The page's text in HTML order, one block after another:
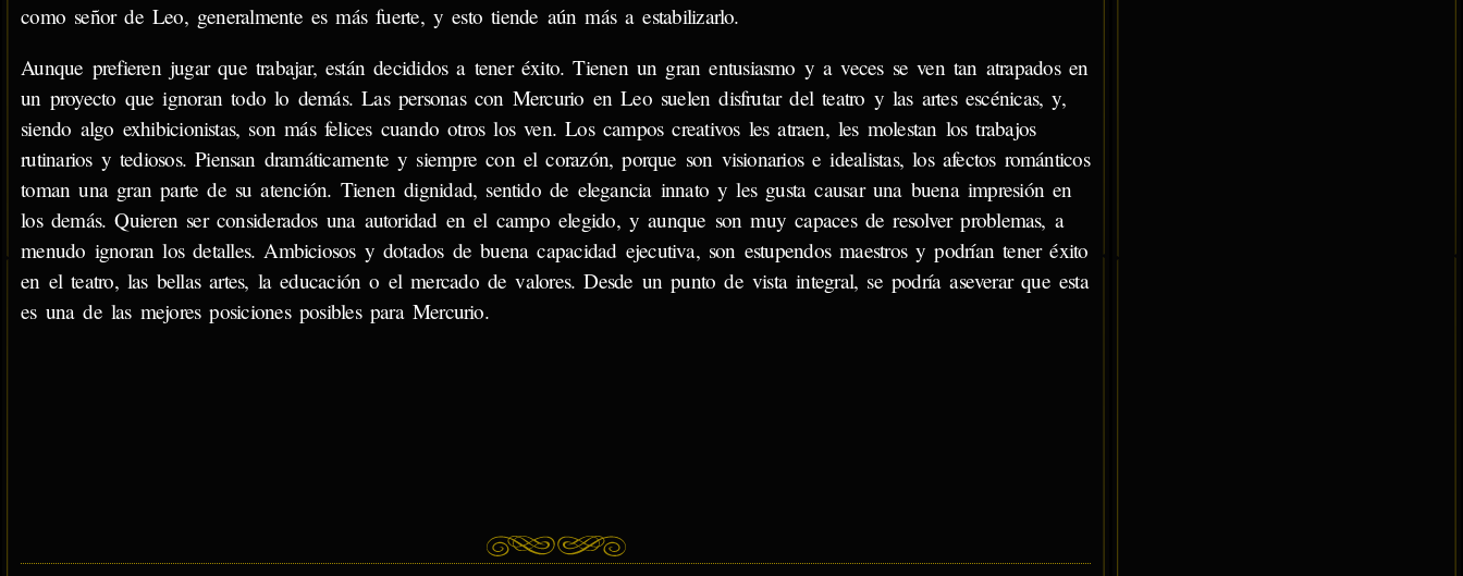
como señor de Leo, generalmente es más fuerte, y esto tiende aún más a estabilizarlo.
Aunque prefieren jugar que trabajar, están decididos a tener éxito. Tienen un gran entusiasmo y a veces se ven tan atrapados en
un proyecto que ignoran todo lo demás. Las personas con Mercurio en Leo suelen disfrutar del teatro y las artes escénicas, y,
siendo algo exhibicionistas, son más felices cuando otros los ven. Los campos creativos les atraen, les molestan los trabajos
rutinarios y tediosos. Piensan dramáticamente y siempre con el corazón, porque son visionarios e idealistas, los afectos románticos
toman una gran parte de su atención. Tienen dignidad, sentido de elegancia innato y les gusta causar una buena impresión en
los demás. Quieren ser considerados una autoridad en el campo elegido, y aunque son muy capaces de resolver problemas, a
menudo ignoran los detalles. Ambiciosos y dotados de buena capacidad ejecutiva, son estupendos maestros y podrían tener éxito
en el teatro, las bellas artes, la educación o el mercado de valores. Desde un punto de vista integral, se podría aseverar que esta
es una de las mejores posiciones posibles para Mercurio.